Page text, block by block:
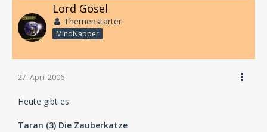
Lord Gösel
Themenstarter
MindNapper
27. April 2006
Heute gibt es:
Taran (3) Die Zauberkatze